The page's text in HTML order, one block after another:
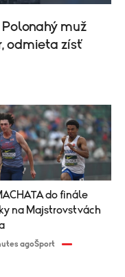
na Majstrovstvách
agoŠport
muž
odmieta zísť